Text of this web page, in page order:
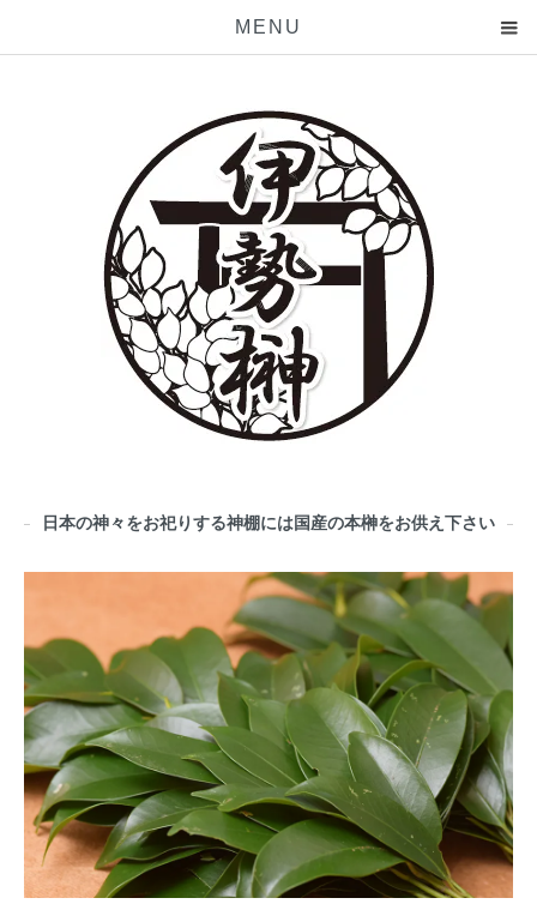
MENU
日本の神々をお祀りする神棚には国産の本榊をお供え下さい